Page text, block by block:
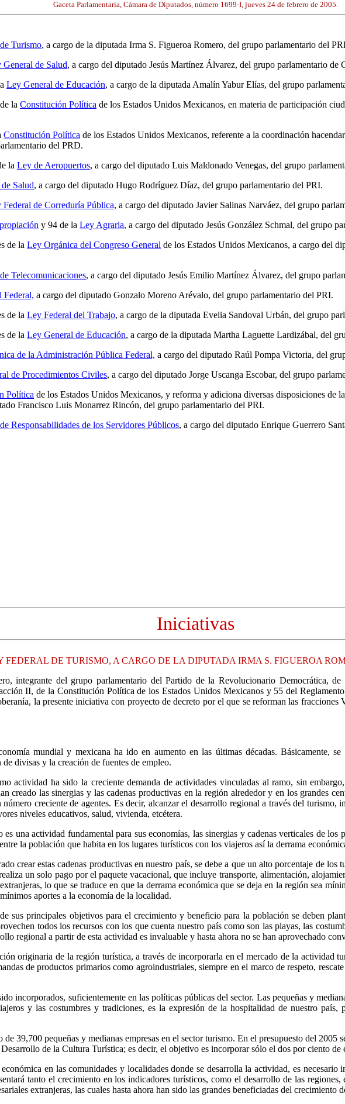
Gaceta Parlamentaria, Cámara de Diputados, número 1699-I, jueves 24 de febrero de 2005.
Turismo, a cargo de la diputada Irma S. Figueroa Romero, del grupo parlamentario del
General de Salud, a cargo del diputado Jesús Martínez Álvarez, del grupo parlamentario de
Ley General de Educación, a cargo de la diputada Amalín Yabur Elías, del grupo
la Constitución Política de los Estados Unidos Mexicanos, en materia de participación
Constitución Política de los Estados Unidos Mexicanos, referente a la coordinación
del PRD.
la Ley de Aeropuertos, a cargo del diputado Luis Maldonado Venegas, del grupo
Salud, a cargo del diputado Hugo Rodríguez Díaz, del grupo parlamentario del PRI.
Federal de Correduría Pública, a cargo del diputado Javier Salinas Narváez, del grupo
y 94 de la Ley Agraria, a cargo del diputado Jesús González Schmal, del grupo
de la Ley Orgánica del Congreso General de los Estados Unidos Mexicanos, a cargo del
Telecomunicaciones, a cargo del diputado Jesús Emilio Martínez Álvarez, del grupo
Federal, a cargo del diputado Gonzalo Moreno Arévalo, del grupo parlamentario del PRI.
de la Ley Federal del Trabajo, a cargo de la diputada Evelia Sandoval Urbán, del grupo
de la Ley General de Educación, a cargo de la diputada Martha Laguette Lardizábal, del
de la Administración Pública Federal, a cargo del diputado Raúl Pompa Victoria, del
de Procedimientos Civiles, a cargo del diputado Jorge Uscanga Escobar, del grupo
Política de los Estados Unidos Mexicanos, y reforma y adiciona diversas disposiciones de la
Francisco Luis Monarrez Rincón, del grupo parlamentario del PRI.
Responsabilidades de los Servidores Públicos, a cargo del diputado Enrique Guerrero
Iniciativas
DE TURISMO, A CARGO DE LA DIPUTADA IRMA S. FIGUEROA
integrante del grupo parlamentario del Partido de la Revolucionario Democrática,
II, de la Constitución Política de los Estados Unidos Mexicanos y 55 del
la presente iniciativa con proyecto de decreto por el que se reforman las
mundial y mexicana ha ido en aumento en las últimas décadas. Básicamente,
divisas y la creación de fuentes de empleo.
actividad ha sido la creciente demanda de actividades vinculadas al ramo, sin
creado las sinergias y las cadenas productivas en la región alrededor y en los grandes
creciente de agentes. Es decir, alcanzar el desarrollo regional a través del
niveles educativos, salud, vivienda, etcétera.
una actividad fundamental para sus economías, las sinergias y cadenas verticales de
la población que habita en los lugares turísticos con los viajeros así la derrama
crear estas cadenas productivas en nuestro país, se debe a que un alto porcentaje de
un solo pago por el paquete vacacional, que incluye transporte, alimentación,
lo que se traduce en que la derrama económica que se deja en la región sea
aportes a la economía de la localidad.
sus principales objetivos para el crecimiento y beneficio para la población se deben
todos los recursos con los que cuenta nuestro país como son las playas, las
regional a partir de esta actividad es invaluable y hasta ahora no se han aprovechado
originaria de la región turística, a través de incorporarla en el mercado de la actividad
de productos primarios como agroindustriales, siempre en el marco de respeto,
incorporados, suficientemente en las políticas públicas del sector. Las pequeñas y
y las costumbres y tradiciones, es la expresión de la hospitalidad de nuestro país,
39,700 pequeñas y medianas empresas en el sector turismo. En el presupuesto del 2005
de la Cultura Turística; es decir, el objetivo es incorporar sólo el dos por ciento de
en las comunidades y localidades donde se desarrolla la actividad, es
tanto el crecimiento en los indicadores turísticos, como el desarrollo de las
extranjeras, las cuales hasta ahora han sido las grandes beneficiadas del crecimiento